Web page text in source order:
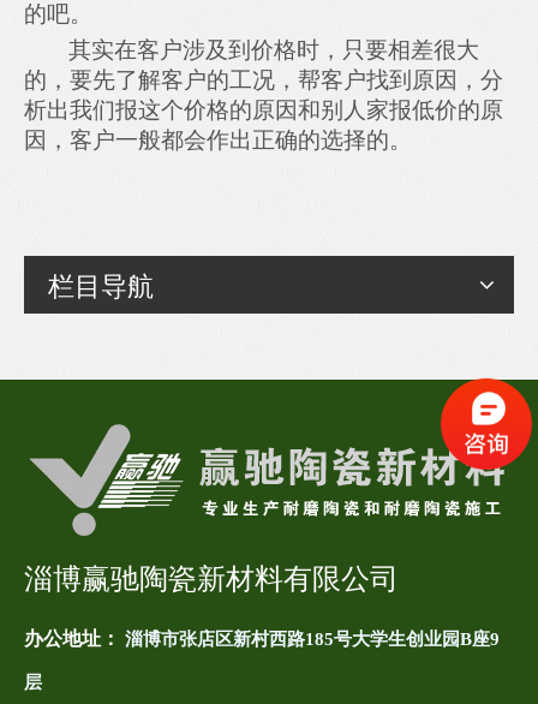
的吧。
其实在客户涉及到价格时，只要相差很大
的，要先了解客户的工况，帮客户找到原因，分
析出我们报这个价格的原因和别人家报低价的原
因，客户一般都会作出正确的选择的。
栏目导航
淄博赢驰陶瓷新材料有限公司
办公地址： 淄博市张店区新村西路185号大学生创业园B座9
层